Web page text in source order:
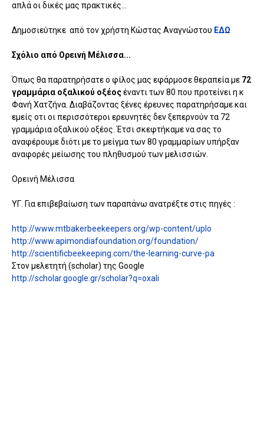
απλά οι δικές μας πρακτικές…
Δημοσιεύτηκε από τον χρήστη Κώστας Αναγνώστου ΕΔΩ
Σχόλιο από Ορεινή Μέλισσα...
Όπως θα παρατηρήσατε ο φίλος μας εφάρμοσε θεραπεία με 72
γραμμάρια οξαλικού οξέοςέναντι των 80 που προτείνει η κ
Φανή Χατζήνα. Διαβάζοντας ξένες έρευνες παρατηρήσαμε και
εμείς οτι οι περισσότεροι ερευνητές δεν ξεπερνούν τα 72
γραμμάρια οξαλικού οξέος. Έτσι σκεφτήκαμε να σας το
αναφέρουμε διότι με το μείγμα των 80 γραμμαρίων υπήρξαν
αναφορές μείωσης του πληθυσμού των μελισσιών.
Ορεινή Μέλισσα
ΥΓ. Για επιβεβαίωση των παραπάνω ανατρέξτε στις πηγές :
http://www.mtbakerbeekeepers.org/wp-content/uplo
http://www.apimondiafoundation.org/foundation/
http://scientificbeekeeping.com/the-learning-curve-pa
Στον μελετητή (scholar) της Google
http://scholar.google.gr/scholar?q=oxali